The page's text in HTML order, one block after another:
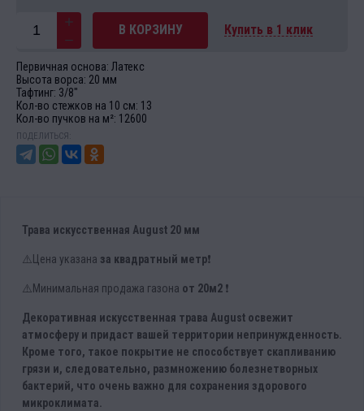
В КОРЗИНУ Купить в 1 клик
Первичная основа: Латекс
Высота ворса: 20 мм
Тафтинг: 3/8"
Кол-во стежков на 10 см: 13
Кол-во пучков на м²: 12600
ПОДЕЛИТЬСЯ:
Трава искусственная August 20 мм
⚠️Цена указана за квадратный метр❗️
⚠️Минимальная продажа газона от 20м2 ❗
Декоративная искусственная трава August освежит
атмосферу и придаст вашей территории непринужденность.
Кроме того, такое покрытие не способствует скапливанию
грязи и, следовательно, размножению болезнетворных
бактерий, что очень важно для сохранения здорового
микроклимата.